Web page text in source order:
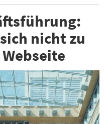
nicht zu